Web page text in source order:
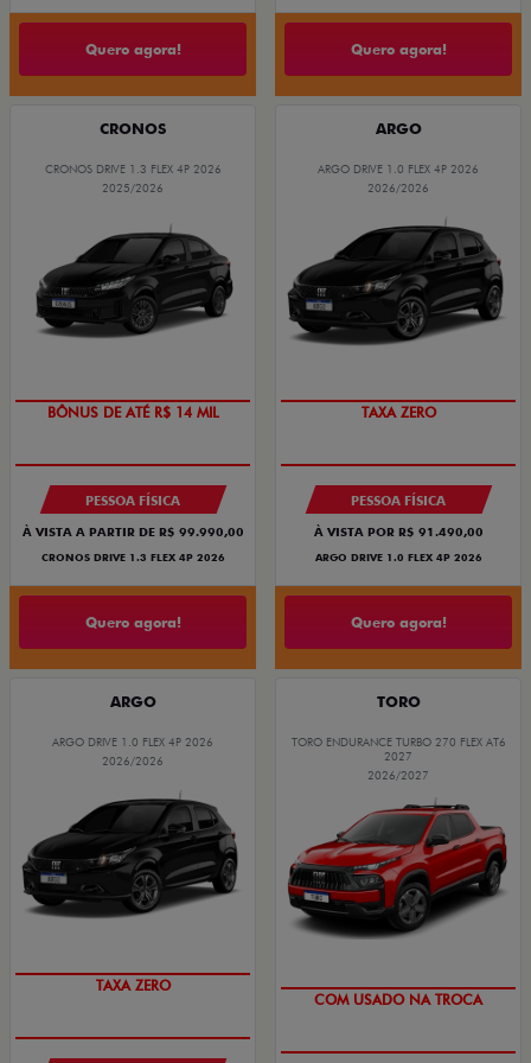
Quero agora! Quero agora!
CRONOS
CRONOS DRIVE 1.3 FLEX 4P 2026
2025/2026
BÔNUS DE ATÉ R$ 14 MIL
PESSOA FÍSICA
À VISTA A PARTIR DE R$ 99.990,00
CRONOS DRIVE 1.3 FLEX 4P 2026
Quero agora!
ARGO
ARGO DRIVE 1.0 FLEX 4P 2026
2026/2026
TAXA ZERO
PESSOA FÍSICA
À VISTA POR R$ 91.490,00
ARGO DRIVE 1.0 FLEX 4P 2026
Quero agora!
ARGO
ARGO DRIVE 1.0 FLEX 4P 2026
2026/2026
TAXA ZERO
TORO
TORO ENDURANCE TURBO 270 FLEX AT6
2027
2026/2027
COM USADO NA TROCA